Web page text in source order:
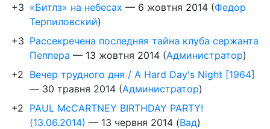
+3 «Битлз» на небесах — 6 жовтня 2014 (Федор
Терпиловский)
+3 Рассекречена последняя тайна клуба сержанта
Пеппера — 13 жовтня 2014 (Администратор)
+2 Вечер трудного дня / A Hard Day's Night [1964]
— 30 травня 2014 (Администратор)
+2 PAUL McCARTNEY BIRTHDAY PARTY!
(13.06.2014) — 13 червня 2014 (Вад)